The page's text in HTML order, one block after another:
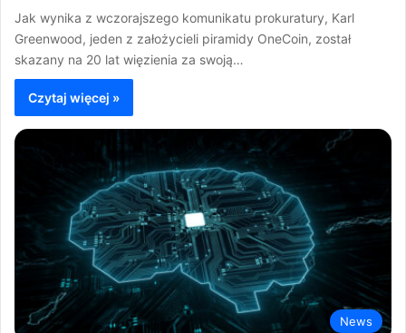
Jak wynika z wczorajszego komunikatu prokuratury, Karl
Greenwood, jeden z założycieli piramidy OneCoin, został
skazany na 20 lat więzienia za swoją…
Czytaj więcej »
News